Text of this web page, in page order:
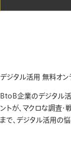
デジタル活用 無料オン
BtoB企業のデジタル
ントが、マクロな調査
まで、デジタル活用の